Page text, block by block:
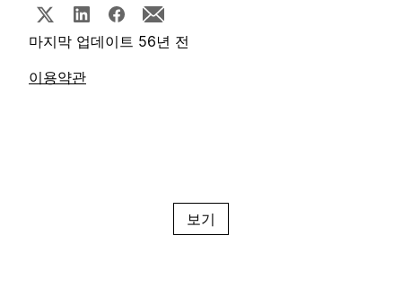
마지막 업데이트 56년 전
이용약관
보기